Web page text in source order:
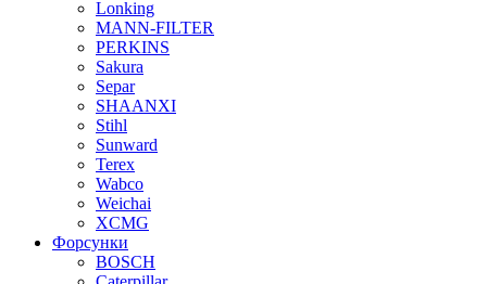
Lonking
MANN-FILTER
PERKINS
Sakura
Separ
SHAANXI
Stihl
Sunward
Terex
Wabco
Weichai
XCMG
Форсунки
BOSCH